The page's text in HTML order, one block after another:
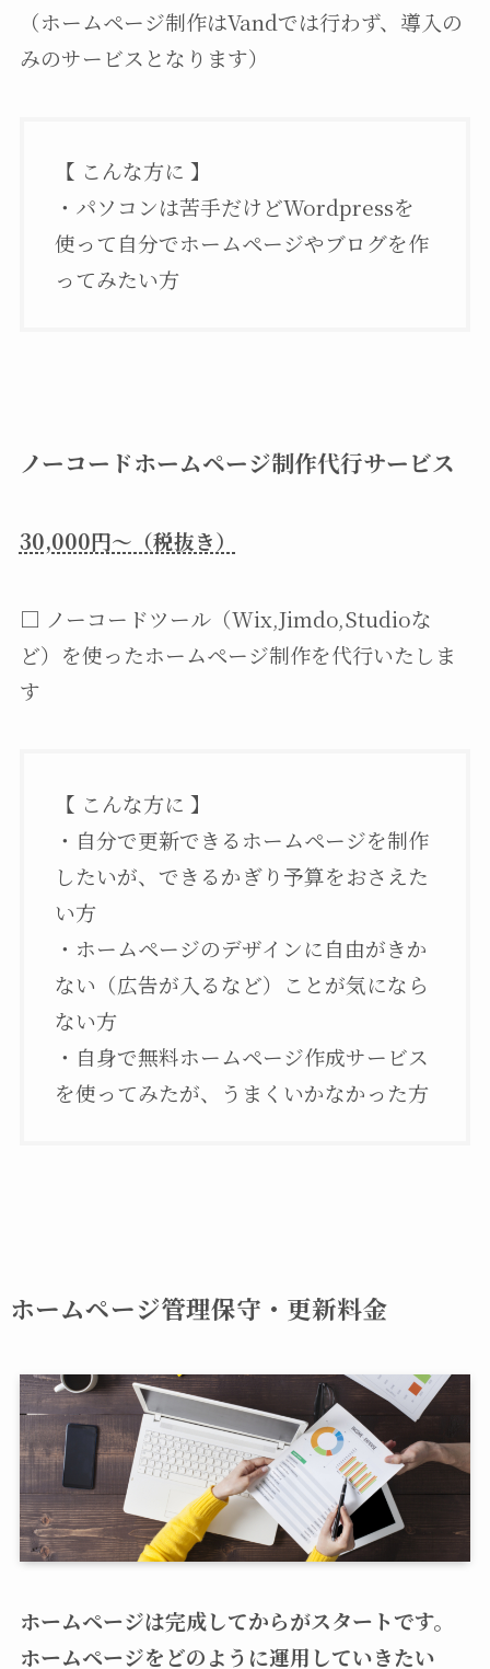
（ホームページ制作はVandでは行わず、導入の
みのサービスとなります）
【 こんな方に 】
・パソコンは苦手だけどWordpressを
使って自分でホームページやブログを作
ってみたい方
ノーコードホームページ制作代行サービス
30,000円～（税抜き）
□ ノーコードツール（Wix,Jimdo,Studioな
ど）を使ったホームページ制作を代行いたしま
す
【 こんな方に 】
・自分で更新できるホームページを制作
したいが、できるかぎり予算をおさえた
い方
・ホームページのデザインに自由がきか
ない（広告が入るなど）ことが気になら
ない方
・自身で無料ホームページ作成サービス
を使ってみたが、うまくいかなかった方
ホームページ管理保守・更新料金
ホームページは完成してからがスタートです。
ホームページをどのように運用していきたい